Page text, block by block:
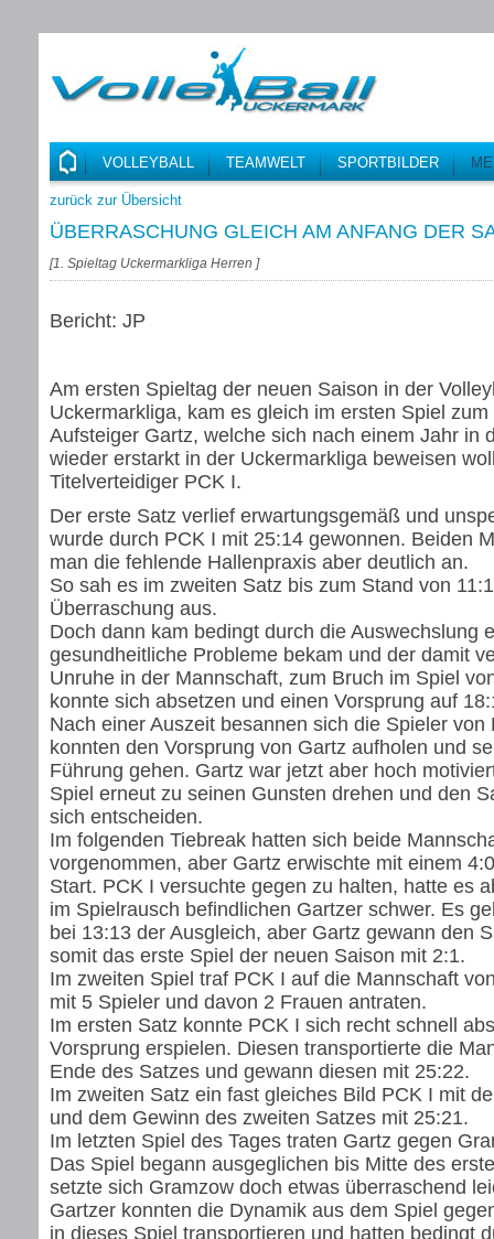
VOLLEYBALL TEAMWELT SPORTBILDER
zurück zur Übersicht
ÜBERRASCHUNG GLEICH AM ANFANG DER
[1. Spieltag Uckermarkliga Herren ]
Bericht: JP
Am ersten Spieltag der neuen Saison in der
Uckermarkliga, kam es gleich im ersten Spiel
Aufsteiger Gartz, welche sich nach einem Jahr in
wieder erstarkt in der Uckermarkliga beweisen
Titelverteidiger PCK I.
Der erste Satz verlief erwartungsgemäß und
wurde durch PCK I mit 25:14 gewonnen. Beiden
man die fehlende Hallenpraxis aber deutlich an.
So sah es im zweiten Satz bis zum Stand von
Überraschung aus.
Doch dann kam bedingt durch die Auswechslung
gesundheitliche Probleme bekam und der damit
Unruhe in der Mannschaft, zum Bruch im Spiel
konnte sich absetzen und einen Vorsprung auf
Nach einer Auszeit besannen sich die Spieler von
konnten den Vorsprung von Gartz aufholen und
Führung gehen. Gartz war jetzt aber hoch
Spiel erneut zu seinen Gunsten drehen und den
sich entscheiden.
Im folgenden Tiebreak hatten sich beide
vorgenommen, aber Gartz erwischte mit einem
Start. PCK I versuchte gegen zu halten, hatte es
im Spielrausch befindlichen Gartzer schwer. Es
bei 13:13 der Ausgleich, aber Gartz gewann den
somit das erste Spiel der neuen Saison mit 2:1.
Im zweiten Spiel traf PCK I auf die Mannschaft
mit 5 Spieler und davon 2 Frauen antraten.
Im ersten Satz konnte PCK I sich recht schnell
Vorsprung erspielen. Diesen transportierte die
Ende des Satzes und gewann diesen mit 25:22.
Im zweiten Satz ein fast gleiches Bild PCK I mit
und dem Gewinn des zweiten Satzes mit 25:21.
Im letzten Spiel des Tages traten Gartz gegen
Das Spiel begann ausgeglichen bis Mitte des
setzte sich Gramzow doch etwas überraschend
Gartzer konnten die Dynamik aus dem Spiel
in dieses Spiel transportieren und hatten bedingt